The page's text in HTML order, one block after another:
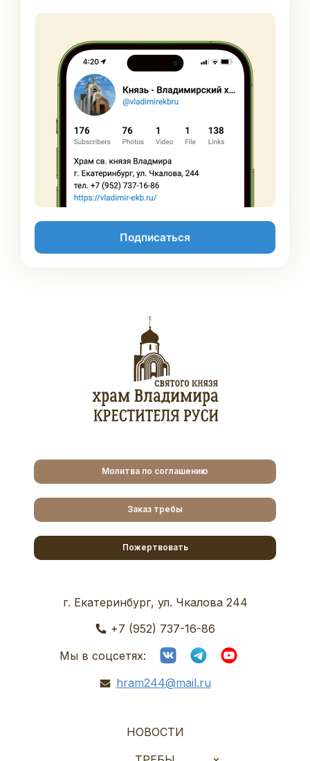
Подписаться
Молитва по соглашению
Заказ требы
Пожертвовать
г. Екатеринбург, ул. Чкалова 244
+7 (952) 737-16-86
Мы в соцсетях:
hram244@mail.ru
НОВОСТИ